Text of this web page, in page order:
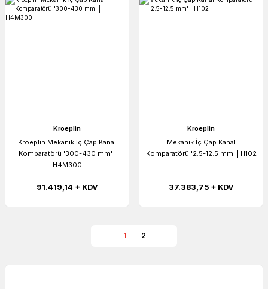
Kroeplin
Kroeplin Mekanik İç Çap Kanal
Komparatörü '300-430 mm' |
H4M300
91.419,14 + KDV
Kroeplin
Mekanik İç Çap Kanal
Komparatörü '2.5-12.5 mm' | H102
37.383,75 + KDV
1 2